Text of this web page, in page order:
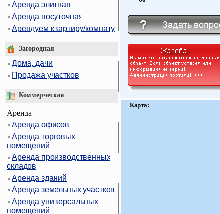
Аренда элитная
Аренда посуточная
Арендуем квартиру/комнату
Загородная
Дома, дачи
Продажа участков
Коммерческая
Аренда
Аренда офисов
Аренда торговых
помещений
Аренда производственных
складов
Аренда зданий
Аренда земельных участков
Аренда универсальных
помещений
Карта: